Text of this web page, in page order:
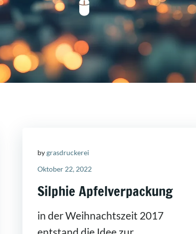
bygrasdruckerei
Oktober 22, 2022
Silphie Apfelverpackung
in der Weihnachtszeit 2017